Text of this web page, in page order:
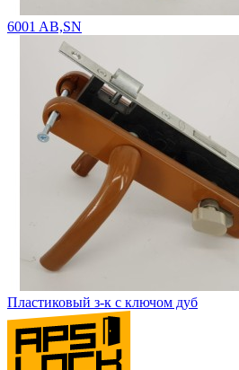
6001 AB,SN
Пластиковый з-к с ключом дуб